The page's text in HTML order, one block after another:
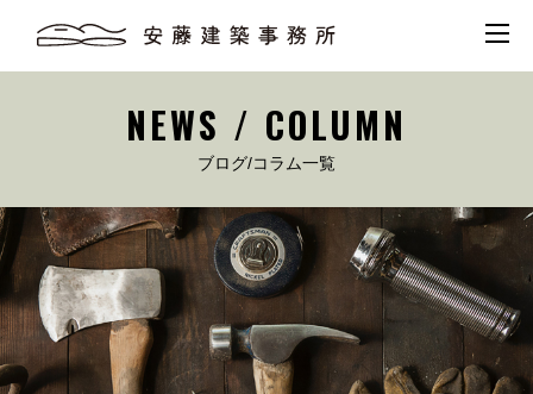
NEWS / COLUMN
ブログ/コラム一覧